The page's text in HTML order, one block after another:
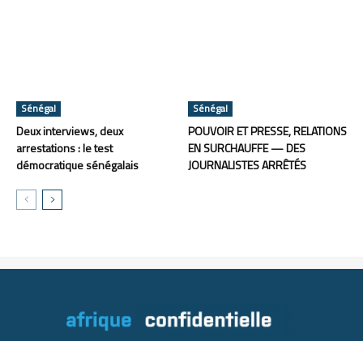
Sénégal
Deux interviews, deux
arrestations : le test
démocratique sénégalais
Sénégal
POUVOIR ET PRESSE, RELATIONS
EN SURCHAUFFE — DES
JOURNALISTES ARRÊTÉS